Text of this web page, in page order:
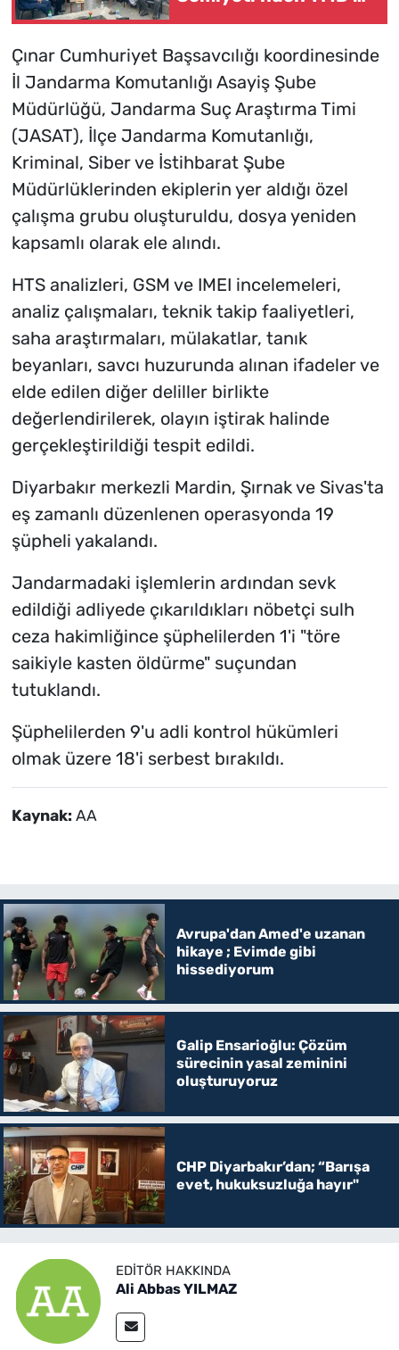
Çınar Cumhuriyet Başsavcılığı koordinesinde
İl Jandarma Komutanlığı Asayiş Şube
Müdürlüğü, Jandarma Suç Araştırma Timi
(JASAT), İlçe Jandarma Komutanlığı,
Kriminal, Siber ve İstihbarat Şube
Müdürlüklerinden ekiplerin yer aldığı özel
çalışma grubu oluşturuldu, dosya yeniden
kapsamlı olarak ele alındı.
HTS analizleri, GSM ve IMEI incelemeleri,
analiz çalışmaları, teknik takip faaliyetleri,
saha araştırmaları, mülakatlar, tanık
beyanları, savcı huzurunda alınan ifadeler ve
elde edilen diğer deliller birlikte
değerlendirilerek, olayın iştirak halinde
gerçekleştirildiği tespit edildi.
Diyarbakır merkezli Mardin, Şırnak ve Sivas'ta
eş zamanlı düzenlenen operasyonda 19
şüpheli yakalandı.
Jandarmadaki işlemlerin ardından sevk
edildiği adliyede çıkarıldıkları nöbetçi sulh
ceza hakimliğince şüphelilerden 1'i "töre
saikiyle kasten öldürme" suçundan
tutuklandı.
Şüphelilerden 9'u adli kontrol hükümleri
olmak üzere 18'i serbest bırakıldı.
Kaynak: AA
Avrupa'dan Amed'e uzanan
hikaye ; Evimde gibi
hissediyorum
Galip Ensarioğlu: Çözüm
sürecinin yasal zeminini
oluşturuyoruz
CHP Diyarbakır’dan; “Barışa
evet, hukuksuzluğa hayır"
EDITÖR HAKKINDA
Ali Abbas YILMAZ